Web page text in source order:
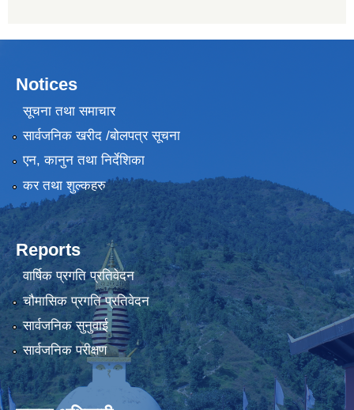
Notices
सूचना तथा समाचार
सार्वजनिक खरीद /बोलपत्र सूचना
एन, कानुन तथा निर्देशिका
कर तथा शुल्कहरु
Reports
वार्षिक प्रगति प्रतिवेदन
चौमासिक प्रगति प्रतिवेदन
सार्वजनिक सुनुवाई
सार्वजनिक परीक्षण